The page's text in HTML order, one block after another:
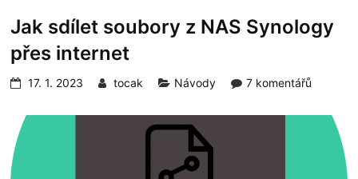
na
ně.
Jak sdílet soubory z NAS Synology
přes internet
17. 1. 2023 tocak Návody 7 komentářů